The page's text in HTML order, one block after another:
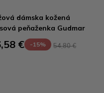
dámska kožená
peňaženka Gudmar
€ -15% 54,80 €